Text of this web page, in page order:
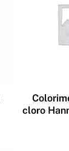
cloro